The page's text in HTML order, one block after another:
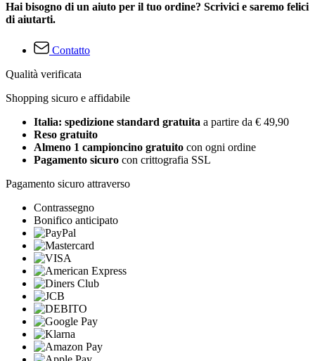
Hai bisogno di un aiuto per il tuo ordine? Scrivici e saremo felici
di aiutarti.
Contatto
Qualità verificata
Shopping sicuro e affidabile
Italia: spedizione standard gratuita a partire da € 49,90
Reso gratuito
Almeno 1 campioncino gratuito con ogni ordine
Pagamento sicuro con crittografia SSL
Pagamento sicuro attraverso
Contrassegno
Bonifico anticipato